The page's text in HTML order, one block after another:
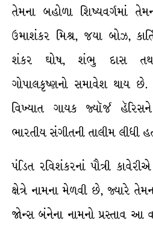
તેમના બહોળા શિષ્યવર્ગમાં
ઉમાશંકર મિશ્ર, જયા બોઝ,
શંકર ઘોષ, શંભુ દાસ તથા
ગોપાલકૃષ્ણનો સમાવેશ થાય છે.
વિખ્યાત ગાયક જ્યૉર્જ
ભારતીય સંગીતની તાલીમ લીધી
પંડિત રવિશંકરનાં પૌત્રી
ક્ષેત્રે નામના મેળવી છે, જ્યારે
જોન્સ બંનેના નામનો પ્રસ્તાવ આ